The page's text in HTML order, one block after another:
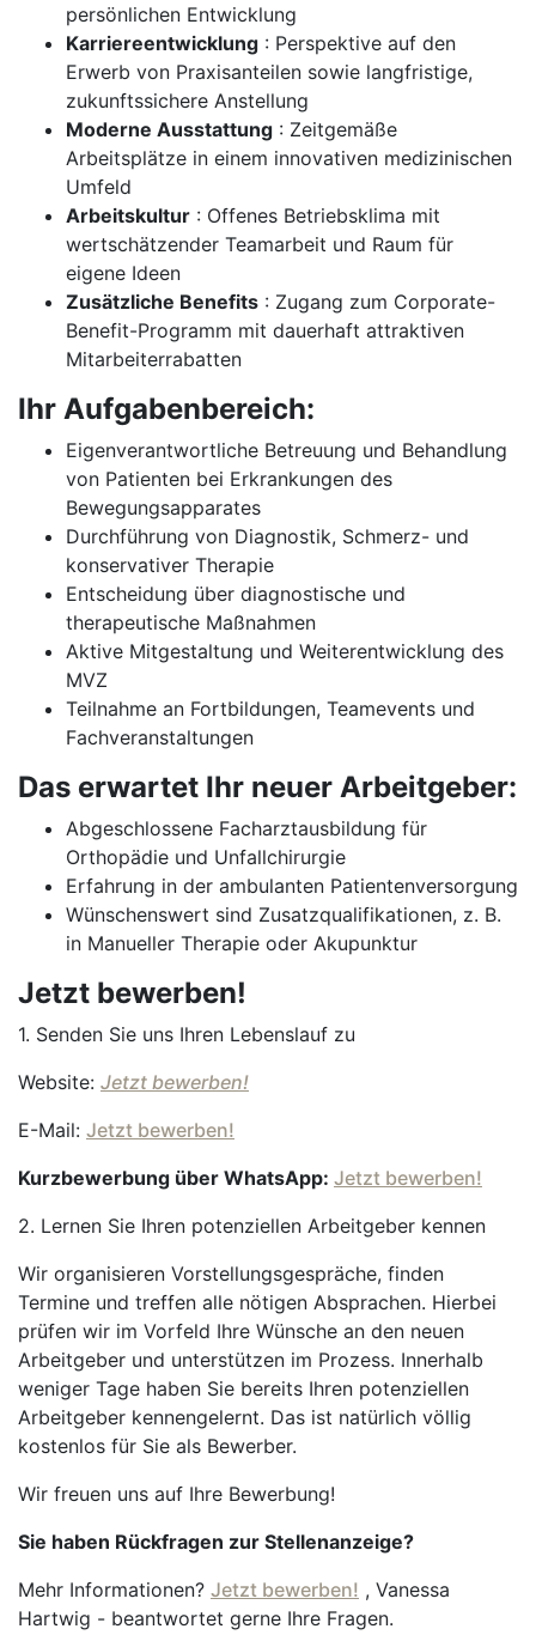
persönlichen Entwicklung
Karriereentwicklung : Perspektive auf den
Erwerb von Praxisanteilen sowie langfristige,
zukunftssichere Anstellung
Moderne Ausstattung : Zeitgemäße
Arbeitsplätze in einem innovativen medizinischen
Umfeld
Arbeitskultur : Offenes Betriebsklima mit
wertschätzender Teamarbeit und Raum für
eigene Ideen
Zusätzliche Benefits : Zugang zum Corporate-
Benefit-Programm mit dauerhaft attraktiven
Mitarbeiterrabatten
Ihr Aufgabenbereich:
Eigenverantwortliche Betreuung und Behandlung
von Patienten bei Erkrankungen des
Bewegungsapparates
Durchführung von Diagnostik, Schmerz- und
konservativer Therapie
Entscheidung über diagnostische und
therapeutische Maßnahmen
Aktive Mitgestaltung und Weiterentwicklung des
MVZ
Teilnahme an Fortbildungen, Teamevents und
Fachveranstaltungen
Das erwartet Ihr neuer Arbeitgeber:
Abgeschlossene Facharztausbildung für
Orthopädie und Unfallchirurgie
Erfahrung in der ambulanten Patientenversorgung
Wünschenswert sind Zusatzqualifikationen, z. B.
in Manueller Therapie oder Akupunktur
Jetzt bewerben!
1. Senden Sie uns Ihren Lebenslauf zu
Website: Jetzt bewerben!
E-Mail: Jetzt bewerben!
Kurzbewerbung über WhatsApp: Jetzt bewerben!
2. Lernen Sie Ihren potenziellen Arbeitgeber kennen
Wir organisieren Vorstellungsgespräche, finden
Termine und treffen alle nötigen Absprachen. Hierbei
prüfen wir im Vorfeld Ihre Wünsche an den neuen
Arbeitgeber und unterstützen im Prozess. Innerhalb
weniger Tage haben Sie bereits Ihren potenziellen
Arbeitgeber kennengelernt. Das ist natürlich völlig
kostenlos für Sie als Bewerber.
Wir freuen uns auf Ihre Bewerbung!
Sie haben Rückfragen zur Stellenanzeige?
Mehr Informationen? Jetzt bewerben! , Vanessa
Hartwig - beantwortet gerne Ihre Fragen.